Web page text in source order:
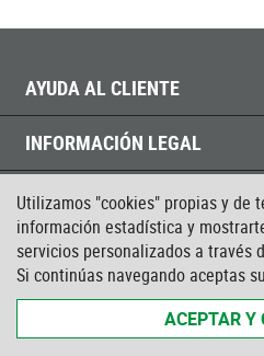
Utilizamos "cookies" propias y de
información estadística y
servicios personalizados a través
Si continúas navegando aceptas
ACEPTAR Y
AYUDA AL CLIENTE
INFORMACIÓN LEGAL
CONTACTO
CERTIFICADO ISO